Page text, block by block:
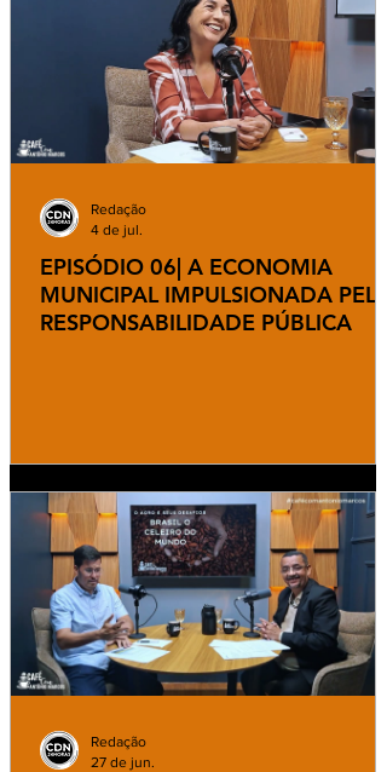
EPISÓDIO 06| A ECONOMIA
MUNICIPAL IMPULSIONADA PELA
RESPONSABILIDADE PÚBLICA
Redação
4 de jul.
Redação
27 de jun.